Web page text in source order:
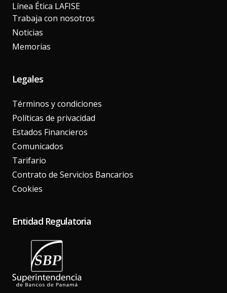
Línea Ética LAFISE
Trabaja con nosotros
Noticias
Memorias
Legales
Términos y condiciones
Políticas de privacidad
Estados Financieros
Comunicados
Tarifario
Contrato de Servicios Bancarios
Cookies
Entidad Regulatoria